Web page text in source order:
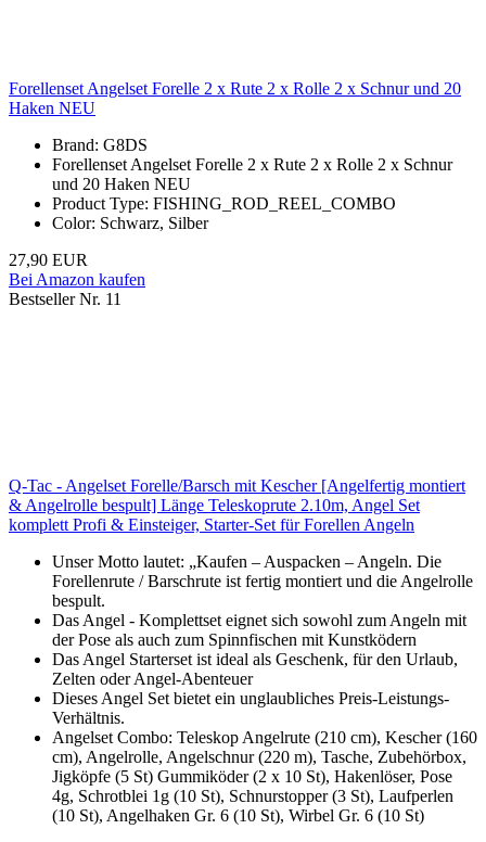
Forellenset Angelset Forelle 2 x Rute 2 x Rolle 2 x Schnur und 20
Haken NEU
Brand: G8DS
Forellenset Angelset Forelle 2 x Rute 2 x Rolle 2 x Schnur
und 20 Haken NEU
Product Type: FISHING_ROD_REEL_COMBO
Color: Schwarz, Silber
27,90 EUR
Bei Amazon kaufen
Bestseller Nr. 11
Q-Tac - Angelset Forelle/Barsch mit Kescher [Angelfertig montiert
& Angelrolle bespult] Länge Teleskoprute 2.10m, Angel Set
komplett Profi & Einsteiger, Starter-Set für Forellen Angeln
Unser Motto lautet: „Kaufen – Auspacken – Angeln. Die
Forellenrute / Barschrute ist fertig montiert und die Angelrolle
bespult.
Das Angel - Komplettset eignet sich sowohl zum Angeln mit
der Pose als auch zum Spinnfischen mit Kunstködern
Das Angel Starterset ist ideal als Geschenk, für den Urlaub,
Zelten oder Angel-Abenteuer
Dieses Angel Set bietet ein unglaubliches Preis-Leistungs-
Verhältnis.
Angelset Combo: Teleskop Angelrute (210 cm), Kescher (160
cm), Angelrolle, Angelschnur (220 m), Tasche, Zubehörbox,
Jigköpfe (5 St) Gummiköder (2 x 10 St), Hakenlöser, Pose
4g, Schrotblei 1g (10 St), Schnurstopper (3 St), Laufperlen
(10 St), Angelhaken Gr. 6 (10 St), Wirbel Gr. 6 (10 St)